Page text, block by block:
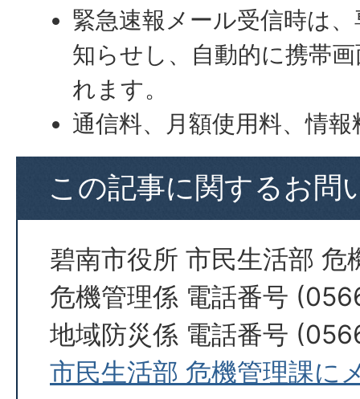
緊急速報メール受信時は
知らせし、自動的に携帯
れます。
通信料、月額使用料、情
この記事に関するお問
碧南市役所 市民生活部 危
危機管理係 電話番号
地域防災係 電話番号
市民生活部 危機管理課に